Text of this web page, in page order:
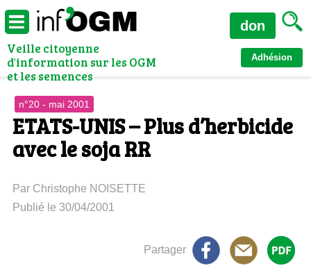
Veille citoyenne
d'information sur les OGM
et les semences
Adhésion
don
n°20 - mai 2001
ETATS-UNIS – Plus d’herbicide
avec le soja RR
Par Christophe NOISETTE
Publié le 30/04/2001
Partager